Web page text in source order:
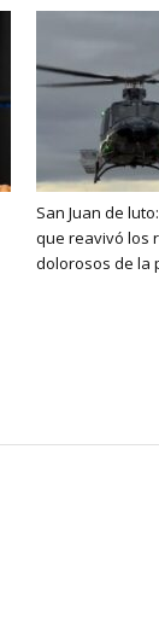
San Juan de
que reavivó los
dolorosos de la